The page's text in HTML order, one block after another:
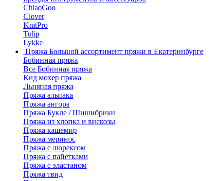
ChiaoGoo
Clover
KnitPro
Tulip
Lykke
Пряжа Большой ассортимент пряжи в Екатеринбурге
Бобинная пряжа
Все Бобинная пряжа
Кид мохер пряжа
Льняная пряжа
Пряжа альпака
Пряжа ангора
Пряжа Букле / Шишибрики
Пряжа из хлопка и вискозы
Пряжа кашемир
Пряжа меринос
Пряжа с люрексом
Пряжа с пайетками
Пряжа с эластаном
Пряжа твид